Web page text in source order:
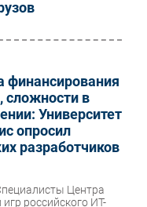
финансирования
сложности в
Университет
опросил
разработчиков
Центра
российского ИТ-